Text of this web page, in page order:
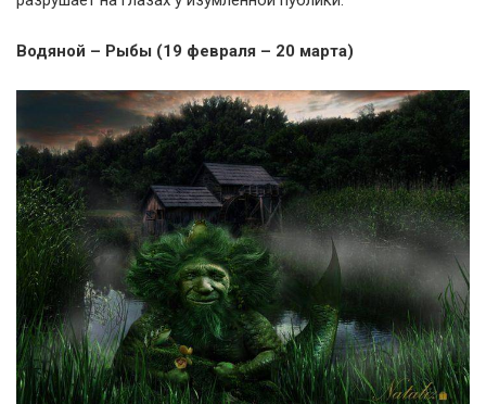
Водяной – Рыбы (19 февраля – 20 марта)